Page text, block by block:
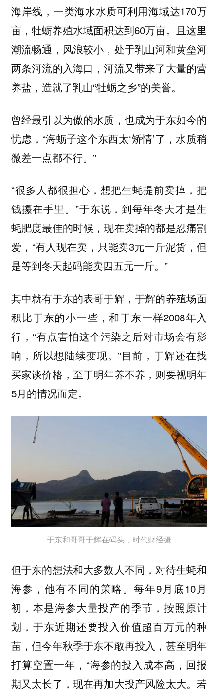
海岸线，一类海水水质可利用海域达170万
亩，牡蛎养殖水域面积达到60万亩。且这里
潮流畅通，风浪较小，处于乳山河和黄垒河
两条河流的入海口，河流又带来了大量的营
养盐，造就了乳山“牡蛎之乡”的美誉。
曾经最引以为傲的水质，也成为于东如今的
忧虑，“海蛎子这个东西太‘矫情’了，水质稍
微差一点都不行。”
“很多人都很担心，想把生蚝提前卖掉，把
钱攥在手里。”于东说，到每年冬天才是生
蚝肥度最佳的时候，现在卖掉的都是忍痛割
爱，“有人现在卖，只能卖3元一斤泥货，但
是等到冬天起码能卖四五元一斤。”
其中就有于东的表哥于辉，于辉的养殖场面
积比于东的小一些，和于东一样2008年入
行，“有点害怕这个污染之后对市场会有影
响，所以想陆续变现。”目前，于辉还在找
买家谈价格，至于明年养不养，则要视明年
5月的情况而定。
于东和哥哥于辉在码头，时代财经摄
但于东的想法和大多数人不同，对待生蚝和
海参，他有不同的策略。每年9月底10月
初，本是海参大量投产的季节，按照原计
划，于东近期还要投入价值超百万元的种
苗，但今年秋季于东不敢再投入，甚至明年
打算空置一年，“海参的投入成本高，回报
期又太长了，现在再加大投产风险太大。若